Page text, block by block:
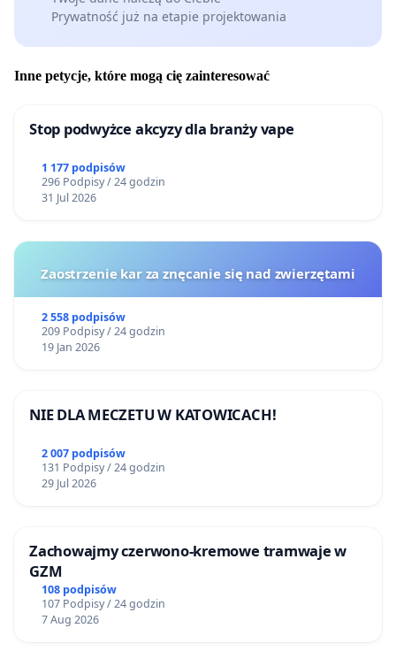
Prywatność już na etapie projektowania
Inne petycje, które mogą cię zainteresować
Stop podwyżce akcyzy dla branży vape
1 177 podpisów
296 Podpisy / 24 godzin
31 Jul 2026
Zaostrzenie kar za znęcanie się nad zwierzętami
2 558 podpisów
209 Podpisy / 24 godzin
19 Jan 2026
NIE DLA MECZETU W KATOWICACH!
2 007 podpisów
131 Podpisy / 24 godzin
29 Jul 2026
Zachowajmy czerwono-kremowe tramwaje w
GZM
108 podpisów
107 Podpisy / 24 godzin
7 Aug 2026